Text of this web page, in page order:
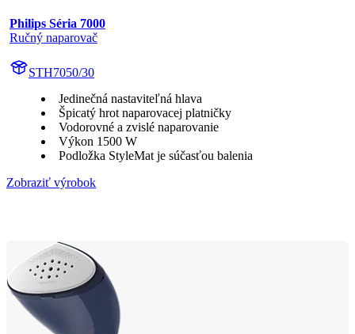
Philips Séria 7000
Ručný naparovač
STH7050/30
Jedinečná nastaviteľná hlava
Špicatý hrot naparovacej platničky
Vodorovné a zvislé naparovanie
Výkon 1500 W
Podložka StyleMat je súčasťou balenia
Zobraziť výrobok